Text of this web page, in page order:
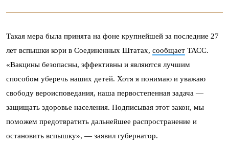
Такая мера была принята на фоне крупнейшей за последние 27
лет вспышки кори в Соединенных Штатах, сообщает ТАСС.
«Вакцины безопасны, эффективны и являются лучшим
способом уберечь наших детей. Хотя я понимаю и уважаю
свободу вероисповедания, наша первостепенная задача —
защищать здоровье населения. Подписывая этот закон, мы
поможем предотвратить дальнейшее распространение и
остановить вспышку», — заявил губернатор.